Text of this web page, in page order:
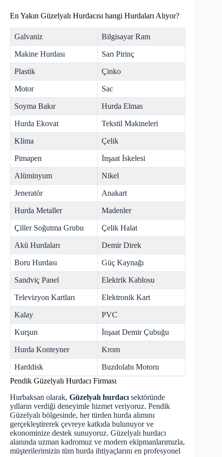
En Yakın Güzelyalı Hurdacısı hangi Hurdaları Alıyor?
Galvaniz Bilgisayar Ram
Makine Hurdası Sarı Pirinç
Plastik Çinko
Motor Sac
Soyma Bakır Hurda Elmas
Hurda Ekovat Tekstil Makineleri
Klima Çelik
Pimapen İnşaat İskelesi
Alüminyum Nikel
Jeneratör Anakart
Hurda Metaller Madenler
Çiller Soğutma Grubu Çelik Halat
Akü Hurdaları Demir Direk
Boru Hurdası Güç Kaynağı
Sandviç Panel Elektrik Kablosu
Televizyon Kartları Elektronik Kart
Kalay PVC
Kurşun İnşaat Demir Çubuğu
Hurda Konteyner Krom
Harddisk
Buzdolabı Motoru
Pendik Güzelyalı Hurdacı Firması
Hurbaksan olarak, Güzelyalı hurdacı sektöründe
yılların verdiği deneyimle hizmet veriyoruz. Pendik
Güzelyalı bölgesinde, her türden hurda alımını
gerçekleştirerek çevreye katkıda bulunuyor ve
ekonominize destek sunuyoruz. Güzelyalı hurdacı
alanında uzman kadromuz ve modern ekipmanlarımızla,
müşterilerimizin tüm hurda ihtiyaçlarını en profesyonel